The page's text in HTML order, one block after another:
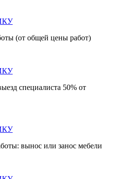
(от общей цены работ)
специалиста 50% от
вынос или занос мебели